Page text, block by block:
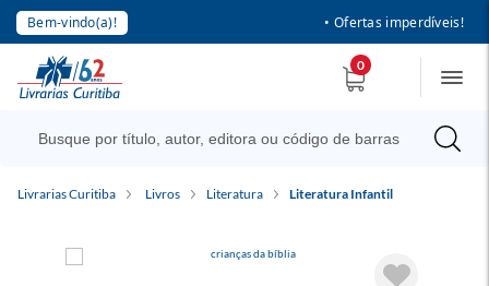
Bem-vindo(a)! • Ofertas imperdíveis!
0
Livrarias Curitiba Livros Literatura Literatura Infantil